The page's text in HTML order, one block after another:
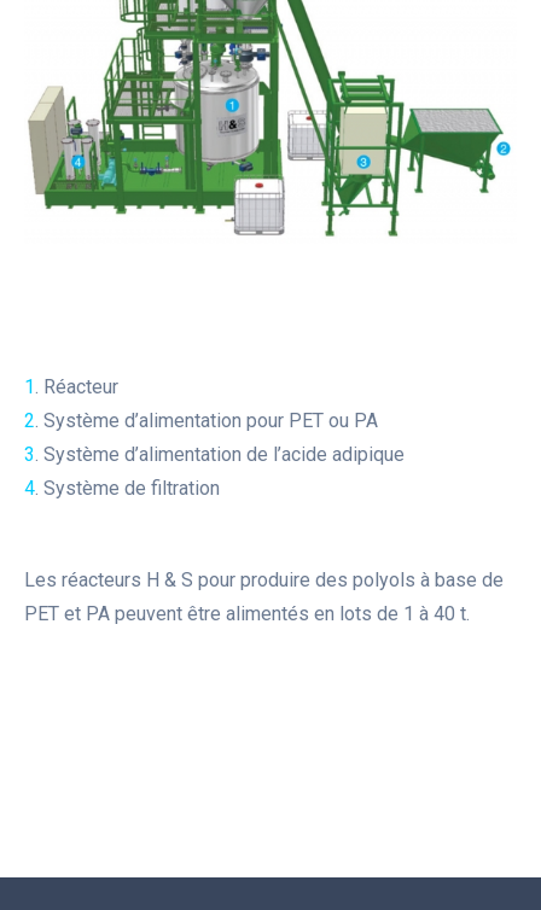
1 . Réacteur
2 . Système d’alimentation pour PET ou PA
3 . Système d’alimentation de l’acide adipique
4 . Système de filtration
Les réacteurs H & S pour produire des polyols à base de
PET et PA peuvent être alimentés en lots de 1 à 40 t.